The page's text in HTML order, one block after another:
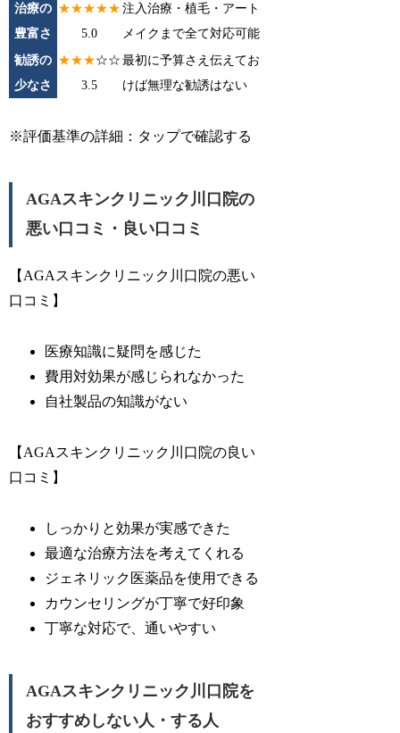
治療の
豊富さ
★★★★★
5.0
注入治療・植毛・アート
メイクまで全て対応可能
勧誘の
少なさ
★★★☆☆
3.5
最初に予算さえ伝えてお
けば無理な勧誘はない
※評価基準の詳細： タップで確認する
AGAスキンクリニック川口院の
悪い口コミ・良い口コミ
【AGAスキンクリニック川口院の悪い
口コミ】
医療知識に疑問を感じた
費用対効果が感じられなかった
自社製品の知識がない
【AGAスキンクリニック川口院の良い
口コミ】
しっかりと効果が実感できた
最適な治療方法を考えてくれる
ジェネリック医薬品を使用できる
カウンセリングが丁寧で好印象
丁寧な対応で、通いやすい
AGAスキンクリニック川口院を
おすすめしない人・する人